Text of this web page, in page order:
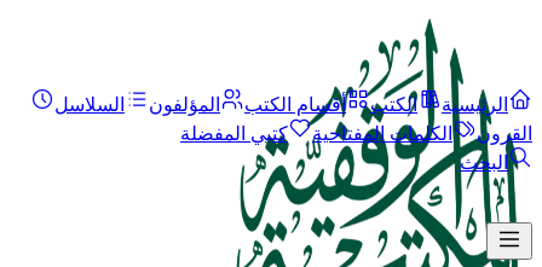
الرئيسية الكتب أقسام الكتب المؤلفون
السلاسل
القرون
الكلمات المفتاحية
كتبي المفضلة
البحث